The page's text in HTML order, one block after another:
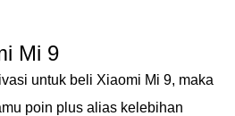
Mi 9
untuk beli Xiaomi Mi 9, maka
poin plus alias kelebihan